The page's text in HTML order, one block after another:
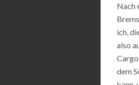
Nach
ich,
also
dem